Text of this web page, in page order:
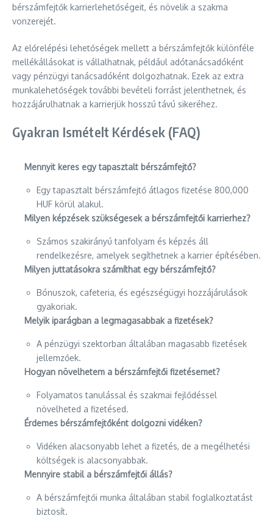
bérszámfejtők karrierlehetőségeit, és növelik a szakma
vonzerejét.
Az előrelépési lehetőségek mellett a bérszámfejtők különféle
mellékállásokat is vállalhatnak, például adótanácsadóként
vagy pénzügyi tanácsadóként dolgozhatnak. Ezek az extra
munkalehetőségek további bevételi forrást jelenthetnek, és
hozzájárulhatnak a karrierjük hosszú távú sikeréhez.
Gyakran Ismételt Kérdések (FAQ)
Mennyit keres egy tapasztalt bérszámfejtő?
Egy tapasztalt bérszámfejtő átlagos fizetése 800,000
HUF körül alakul.
Milyen képzések szükségesek a bérszámfejtői karrierhez?
Számos szakirányú tanfolyam és képzés áll
rendelkezésre, amelyek segíthetnek a karrier építésében.
Milyen juttatásokra számíthat egy bérszámfejtő?
Bónuszok, cafeteria, és egészségügyi hozzájárulások
gyakoriak.
Melyik iparágban a legmagasabbak a fizetések?
A pénzügyi szektorban általában magasabb fizetések
jellemzőek.
Hogyan növelhetem a bérszámfejtői fizetésemet?
Folyamatos tanulással és szakmai fejlődéssel
növelheted a fizetésed.
Érdemes bérszámfejtőként dolgozni vidéken?
Vidéken alacsonyabb lehet a fizetés, de a megélhetési
költségek is alacsonyabbak.
Mennyire stabil a bérszámfejtői állás?
A bérszámfejtői munka általában stabil foglalkoztatást
biztosít.